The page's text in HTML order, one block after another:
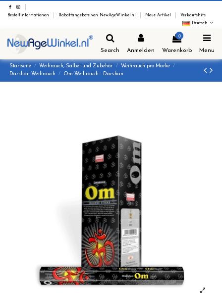
Bestellinformationen Rabattangebote von NewAgeWinkel.nl Neue Artikel
Verkaufshits
Deutsch
Search Anmelden
0
Warenkorb Menu
Startseite Weihrauch, Salbei und Zubehör
Weihrauch pro Marke
Darshan Weihrauch
Om Weihrauch - Darshan